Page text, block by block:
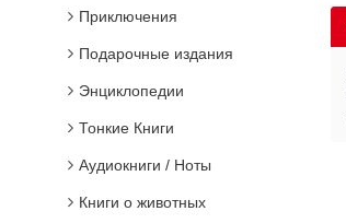
Приключения
Подарочные издания
Энциклопедии
Тонкие Книги
Аудиокниги / Ноты
Книги о животных